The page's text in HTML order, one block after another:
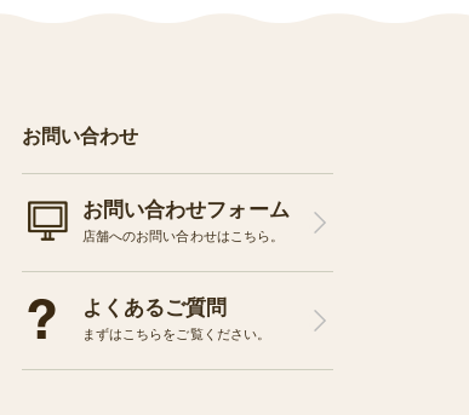
お問い合わせ
お問い合わせフォーム
店舗へのお問い合わせはこちら。
よくあるご質問
まずはこちらをご覧ください。